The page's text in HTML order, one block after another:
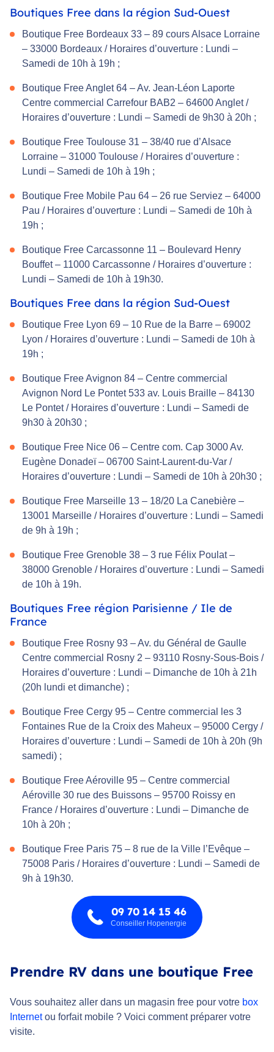
Boutiques Free dans la région Sud-Ouest
Boutique Free Bordeaux 33 – 89 cours Alsace Lorraine
– 33000 Bordeaux / Horaires d’ouverture : Lundi –
Samedi de 10h à 19h ;
Boutique Free Anglet 64 – Av. Jean-Léon Laporte
Centre commercial Carrefour BAB2 – 64600 Anglet /
Horaires d’ouverture : Lundi – Samedi de 9h30 à 20h ;
Boutique Free Toulouse 31 – 38/40 rue d’Alsace
Lorraine – 31000 Toulouse / Horaires d’ouverture :
Lundi – Samedi de 10h à 19h ;
Boutique Free Mobile Pau 64 – 26 rue Serviez – 64000
Pau / Horaires d’ouverture : Lundi – Samedi de 10h à
19h ;
Boutique Free Carcassonne 11 – Boulevard Henry
Bouffet – 11000 Carcassonne / Horaires d’ouverture :
Lundi – Samedi de 10h à 19h30.
Boutiques Free dans la région Sud-Ouest
Boutique Free Lyon 69 – 10 Rue de la Barre – 69002
Lyon / Horaires d’ouverture : Lundi – Samedi de 10h à
19h ;
Boutique Free Avignon 84 – Centre commercial
Avignon Nord Le Pontet 533 av. Louis Braille – 84130
Le Pontet / Horaires d’ouverture : Lundi – Samedi de
9h30 à 20h30 ;
Boutique Free Nice 06 – Centre com. Cap 3000 Av.
Eugène Donadeï – 06700 Saint-Laurent-du-Var /
Horaires d’ouverture : Lundi – Samedi de 10h à 20h30 ;
Boutique Free Marseille 13 – 18/20 La Canebière –
13001 Marseille / Horaires d’ouverture : Lundi – Samedi
de 9h à 19h ;
Boutique Free Grenoble 38 – 3 rue Félix Poulat –
38000 Grenoble / Horaires d’ouverture : Lundi – Samedi
de 10h à 19h.
Boutiques Free région Parisienne / Ile de
France
Boutique Free Rosny 93 – Av. du Général de Gaulle
Centre commercial Rosny 2 – 93110 Rosny-Sous-Bois /
Horaires d’ouverture : Lundi – Dimanche de 10h à 21h
(20h lundi et dimanche) ;
Boutique Free Cergy 95 – Centre commercial les 3
Fontaines Rue de la Croix des Maheux – 95000 Cergy /
Horaires d’ouverture : Lundi – Samedi de 10h à 20h (9h
samedi) ;
Boutique Free Aéroville 95 – Centre commercial
Aéroville 30 rue des Buissons – 95700 Roissy en
France / Horaires d’ouverture : Lundi – Dimanche de
10h à 20h ;
Boutique Free Paris 75 – 8 rue de la Ville l’Evêque –
75008 Paris / Horaires d’ouverture : Lundi – Samedi de
9h à 19h30.
09 70 14 15 46
Conseiller Hopenergie
Prendre RV dans une boutique Free
Vous souhaitez aller dans un magasin free pour votre box
Internetou forfait mobile ? Voici comment préparer votre
visite.